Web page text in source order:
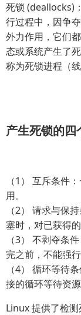
死锁 (deallocks)
行过程中，因争
外力作用，它们
态或系统产生了
称为死锁进程（线
产生死锁的四
（1） 互斥条件
用。
（2） 请求与保
塞时，对已获得
（3） 不剥夺条
完之前，不能强行
（4） 循环等待
接的循环等待资源
Linux 提供了检